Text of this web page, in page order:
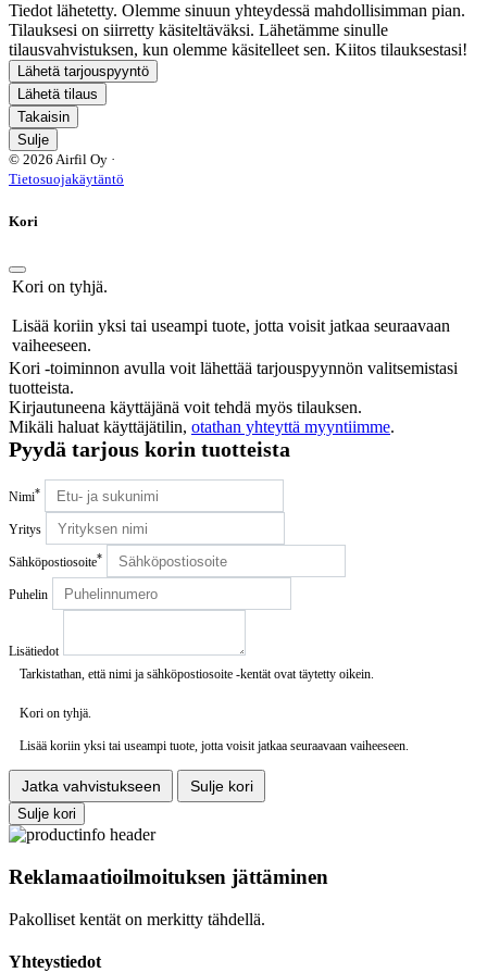
Tiedot lähetetty. Olemme sinuun yhteydessä mahdollisimman pian.
Tilauksesi on siirretty käsiteltäväksi. Lähetämme sinulle
tilausvahvistuksen, kun olemme käsitelleet sen. Kiitos tilauksestasi!
Lähetä tarjouspyyntö
Lähetä tilaus
Takaisin
Sulje
© 2026 Airfil Oy ·
Tietosuojakäytäntö
Kori
Kori on tyhjä.
Lisää koriin yksi tai useampi tuote, jotta voisit jatkaa seuraavaan
vaiheeseen.
Kori -toiminnon avulla voit lähettää tarjouspyynnön valitsemistasi
tuotteista.
Kirjautuneena käyttäjänä voit tehdä myös tilauksen.
Mikäli haluat käyttäjätilin, otathan yhteyttä myyntiimme.
Pyydä tarjous korin tuotteista
Nimi*
Yritys
Sähköpostiosoite*
Puhelin
Lisätiedot
Tarkistathan, että nimi ja sähköpostiosoite -kentät ovat täytetty oikein.
Kori on tyhjä.
Lisää koriin yksi tai useampi tuote, jotta voisit jatkaa seuraavaan vaiheeseen.
Jatka vahvistukseen
Sulje kori
Sulje kori
Reklamaatioilmoituksen jättäminen
Pakolliset kentät on merkitty tähdellä.
Yhteystiedot